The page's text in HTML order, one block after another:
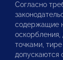
Согласно
содержащие
точками,
допускаются